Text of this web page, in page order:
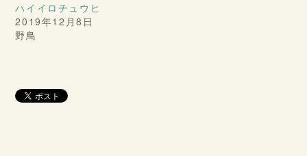
ハイイロチュウヒ
2019年12月8日
野鳥